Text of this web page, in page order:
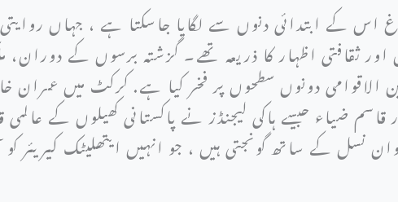
اس کے ابتدائی دنوں سے لگایا جاسکتا ہے ، جہاں
ثقافتی اظہار کا ذریعہ تھے۔ گزشتہ برسوں کے
الاقوامی دونوں سطحوں پر فخر کیا ہے. کرکٹ میں عمران
ضیاء جیسے ہاکی لیجنڈز نے پاکستانی کھیلوں کے عالمی
نسل کے ساتھ گونجتی ہیں ، جو انہیں ایتھلیٹک کیریئر